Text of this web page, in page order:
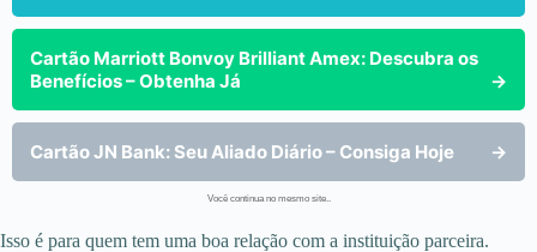
Cartão Marriott Bonvoy Brilliant Amex: Descubra os
Benefícios – Obtenha Já
→
Cartão JN Bank: Seu Aliado Diário – Consiga Hoje →
Você continua no mesmo site..
Isso é para quem tem uma boa relação com a instituição parceira.